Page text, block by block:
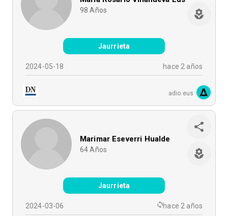
98 Años
Jaurrieta
2024-05-18 hace 2 años
adio.eus
Marimar Eseverri Hualde
64 Años
Jaurrieta
2024-03-06 hace 2 años